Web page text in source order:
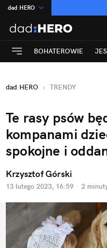
dad:HERO
:Temat
INN:Poland
ASZ:dziennik
Rozrywka
BOHATEROWIE
dad:HERO TRENDY
Te rasy psów
kompanami
spokojne i
Krzysztof Górski
13 lutego 2023, 16:59 · 2